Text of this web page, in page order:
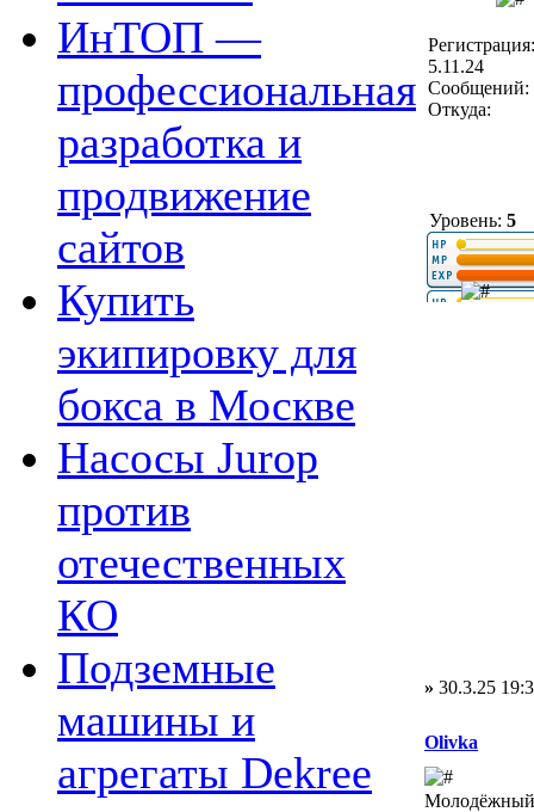
ИнТОП —
профессиональная
разработка и
продвижение
сайтов
Купить
экипировку для
бокса в Москве
Насосы Jurop
против
отечественных
КО
Подземные
машины и
агрегаты Dekree
Регистрация:
5.11.24
Сообщений:
Откуда:
Уровень: 5
» 30.3.25
Olivka
Молодёжный